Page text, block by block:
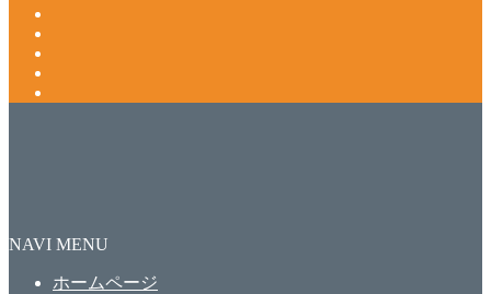
NAVI MENU
ホームページ